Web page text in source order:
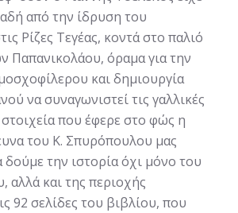
από την ίδρυση του
Ρίζες Τεγέας, κοντά στο παλιό
Παπανικολάου, όραμα για την
και δημιουργία
να συναγωνιστεί τις γαλλικές
που έφερε στο φώς η
του Κ. Σπυρόπουλου μας
δούμε την ιστορία όχι μόνο του
αλλά και της περιοχής
92 σελίδες του βιβλίου, που